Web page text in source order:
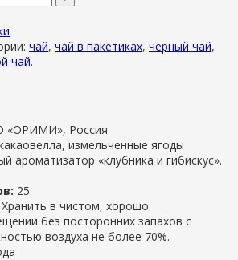
чай, чай в пакетиках, черный чай,
чай.
«ОРИМИ», Россия
измельченные ягоды
ароматизатор «клубника и гибискус».
25
Хранить в чистом, хорошо
без посторонних запахов с
воздуха не более 70%.